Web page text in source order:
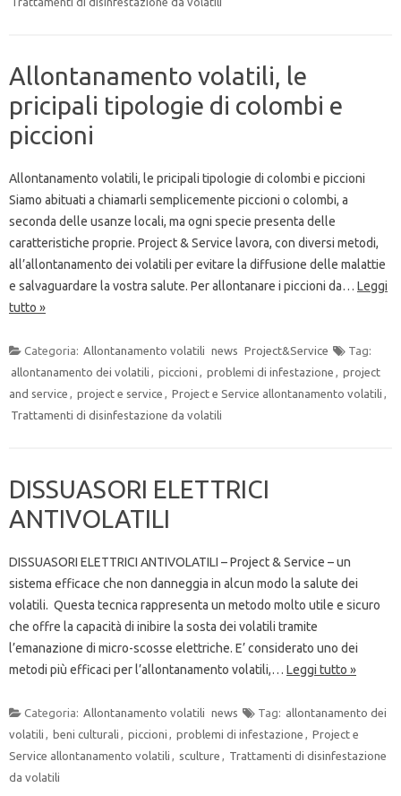
Allontanamento volatili, le
pricipali tipologie di colombi e
piccioni
Allontanamento volatili, le pricipali tipologie di colombi e piccioni
Siamo abituati a chiamarli semplicemente piccioni o colombi, a
seconda delle usanze locali, ma ogni specie presenta delle
caratteristiche proprie. Project & Service lavora, con diversi metodi,
all’allontanamento dei volatili per evitare la diffusione delle malattie
e salvaguardare la vostra salute. Per allontanare i piccioni da… Leggi
tutto »
Categoria: Allontanamento volatili news Project&Service
Tag:
allontanamento dei volatili , piccioni , problemi di infestazione , project
and service , project e service , Project e Service allontanamento volatili ,
Trattamenti di disinfestazione da volatili
DISSUASORI ELETTRICI
ANTIVOLATILI
DISSUASORI ELETTRICI ANTIVOLATILI – Project & Service – un
sistema efficace che non danneggia in alcun modo la salute dei
volatili. Questa tecnica rappresenta un metodo molto utile e sicuro
che offre la capacità di inibire la sosta dei volatili tramite
l’emanazione di micro-scosse elettriche. E’ considerato uno dei
metodi più efficaci per l’allontanamento volatili,… Leggi tutto »
Categoria: Allontanamento volatili news Tag: allontanamento dei
volatili , beni culturali , piccioni , problemi di infestazione , Project e
Service allontanamento volatili , sculture , Trattamenti di disinfestazione
da volatili